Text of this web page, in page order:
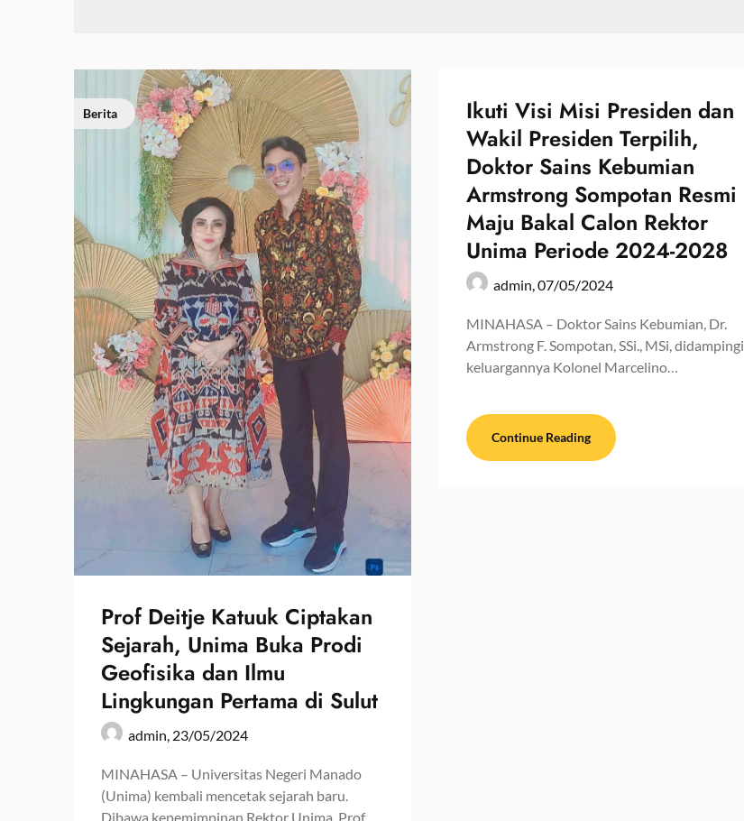
Berita
Prof Deitje Katuuk Ciptakan
Sejarah, Unima Buka Prodi
Geofisika dan Ilmu
Lingkungan Pertama di Sulut
admin, 23/05/2024
MINAHASA – Universitas Negeri Manado
(Unima) kembali mencetak sejarah baru.
Dibawa kepemimpinan Rektor Unima, Prof….
Ikuti Visi Misi Presiden dan
Wakil Presiden Terpilih,
Doktor Sains Kebumian
Armstrong Sompotan Resmi
Maju Bakal Calon Rektor
Unima Periode 2024-2028
admin,07/05/2024
MINAHASA – Doktor Sains Kebumian, Dr.
Armstrong F. Sompotan, SSi., MSi, didampingi
keluargannya Kolonel Marcelino…
Continue Reading